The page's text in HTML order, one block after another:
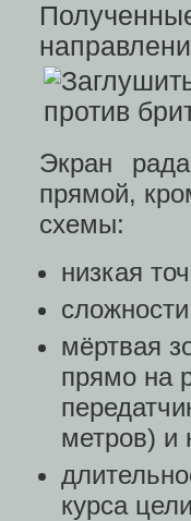
Экран
прямой,
схемы:
низкая
мёртвая
прямо на
метров) и
курса